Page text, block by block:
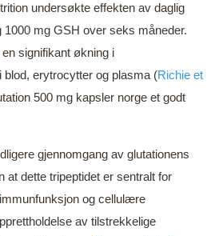
undersøkte effekten av daglig
mg GSH over seks måneder.
signifikant økning i
blod, erytrocytter og plasma (Richie et
500 mg kapsler norge et godt
gjennomgang av glutationens
at dette tripeptidet er sentralt for
og cellulære
av tilstrekkelige